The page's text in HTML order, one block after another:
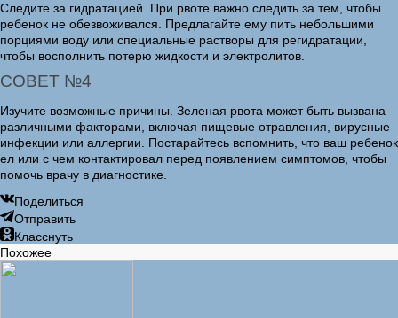
Следите за гидратацией. При рвоте важно следить за тем, чтобы
ребенок не обезвоживался. Предлагайте ему пить небольшими
порциями воду или специальные растворы для регидратации,
чтобы восполнить потерю жидкости и электролитов.
СОВЕТ №4
Изучите возможные причины. Зеленая рвота может быть вызвана
различными факторами, включая пищевые отравления, вирусные
инфекции или аллергии. Постарайтесь вспомнить, что ваш ребенок
ел или с чем контактировал перед появлением симптомов, чтобы
помочь врачу в диагностике.
Поделиться
Отправить
Класснуть
Похожее